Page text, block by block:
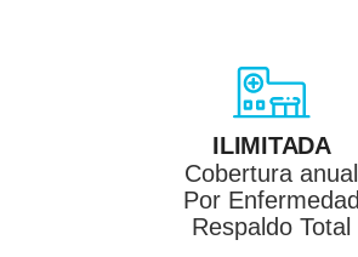
ILIMITADA
Cobertura anual
Por Enfermedad
Respaldo Total